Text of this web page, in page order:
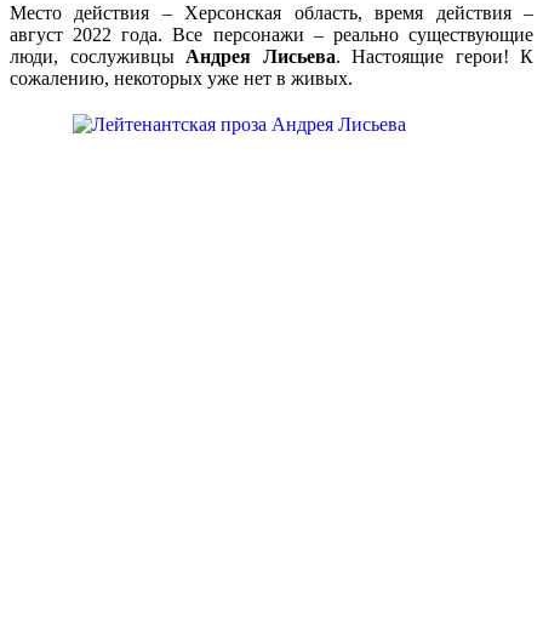
Место действия – Херсонская область, время действия –
август 2022 года. Все персонажи – реально существующие
люди, сослуживцы Андрея Лисьева. Настоящие герои! К
сожалению, некоторых уже нет в живых.